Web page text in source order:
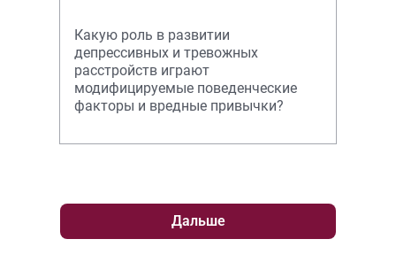
Какую роль в развитии
депрессивных и тревожных
расстройств играют
модифицируемые поведенческие
факторы и вредные привычки?
Дальше